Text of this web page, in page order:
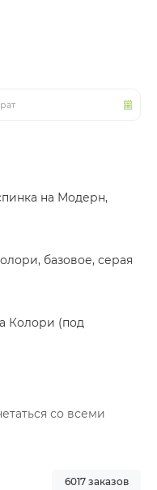
на Модерн,
базовое, серая
Колори (под
со всеми
6017 заказов